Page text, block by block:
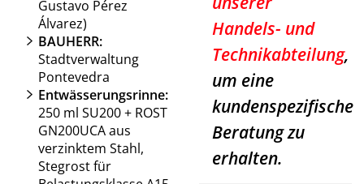
Handels- und
Technikabteilung,
um eine
kundenspezifische
Beratung zu
erhalten.
Gustavo Pérez
Álvarez)
BAUHERR:
Stadtverwaltung
Pontevedra
Entwässerungsrinne:
250 ml SU200 + ROST
GN200UCA aus
verzinktem Stahl,
Stegrost für